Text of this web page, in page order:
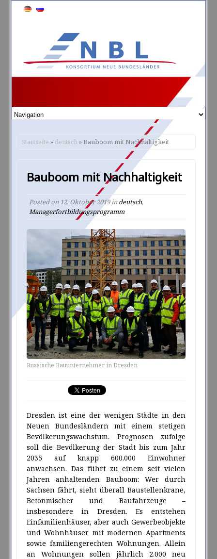
Startseite » deutsch» Bauboom mit Nachhaltigkeit
Bauboom mit Nachhaltigkeit
Posted on12. Oktober 2019indeutsch,
Managerfortbildungsprogramm
Russische Bauunternehmer in Dresden
Dresden ist eine der wenigen Städte in den
Neuen Bundesländern mit einem stetigen
Bevölkerungswachstum. Prognosen zufolge
soll die Bevölkerung der Stadt bis zum Jahr
2035 auf knapp 600.000 Einwohner
anwachsen. Das führt zu einem seit vielen
Jahren anhaltenden Bauboom: Wer durch
Sachsen fährt, sieht überall Baustellenkrane,
Betonmischer und Baufahrzeuge –
insbesondere in Dresden. Es entstehen
Einfamilienhäuser, aber auch Gewerbeobjekte
und Wohnhäuser mit modernen Apartments
sowie familiengerechten Wohnungen. Allein
an Wohnungen sollen jährlich 2.000 neu